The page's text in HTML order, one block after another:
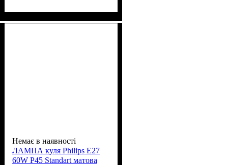
Немає в наявності
ЛАМПА куля Phіlіps Е27
60W P45 Standart матова